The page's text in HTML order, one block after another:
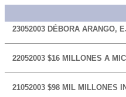
23052003 DÉBORA ARANGO,
22052003 $16 MILLONES A
21052003 $98 MIL MILLONES